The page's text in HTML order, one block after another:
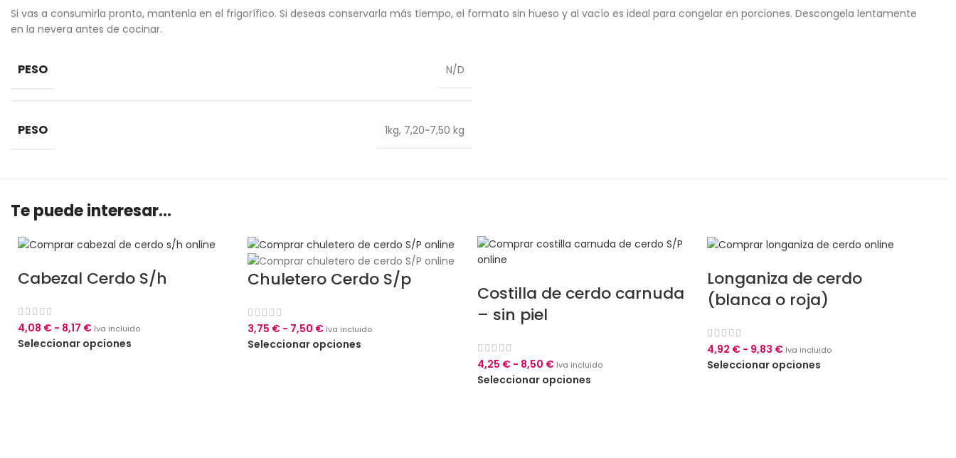
Si vas a consumirla pronto, mantenla en el frigorífico. Si deseas conservarla más tiempo, el formato sin hueso y al vacío es ideal para congelar en porciones. Descongela lentamente
en la nevera antes de cocinar.
PESO N/D
PESO 1kg, 7,20~7,50 kg
Te puede interesar...
Cabezal Cerdo S/h
4,08 € - 8,17 € Iva incluido
Seleccionar opciones
Chuletero Cerdo S/p
3,75 € - 7,50 € Iva incluido
Seleccionar opciones
Costilla de cerdo carnuda
– sin piel
4,25 € - 8,50 € Iva incluido
Seleccionar opciones
Longaniza de cerdo
(blanca o roja)
4,92 € - 9,83 € Iva incluido
Seleccionar opciones